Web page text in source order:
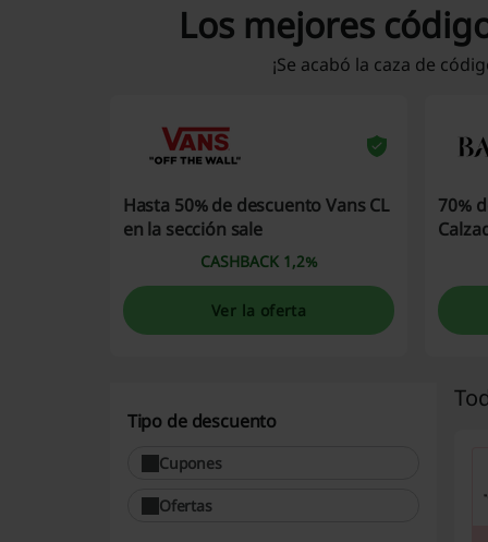
Los mejores
¡Se acabó la caza de
Hasta 50% de descuento Vans CL
en la sección sale
CASHBACK 1,2%
Ver la oferta
70%
Tipo de descuento
Cupones
Ofertas